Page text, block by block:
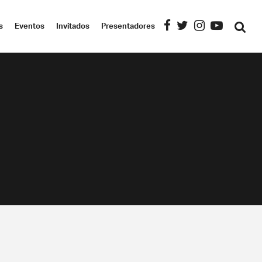
Eventos Invitados Presentadores